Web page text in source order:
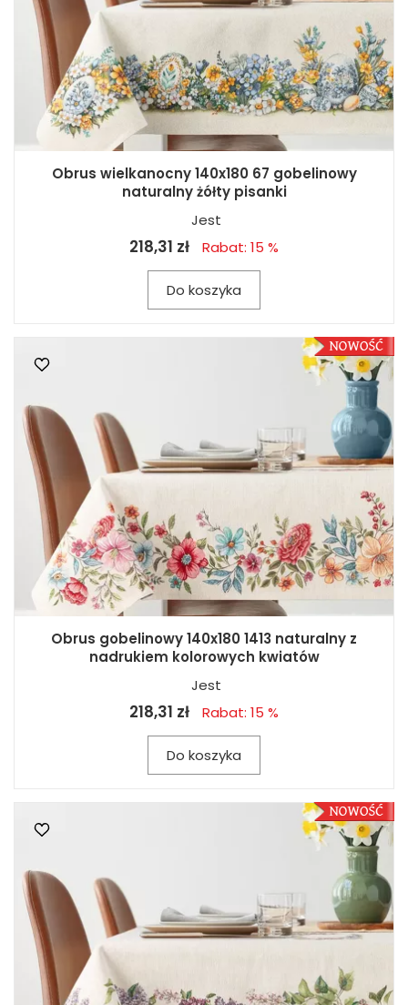
Obrus wielkanocny 140x180 67 gobelinowy
naturalny żółty pisanki
Jest
218,31 zł Rabat: 15 %
Do koszyka
Obrus gobelinowy 140x180 1413 naturalny z
nadrukiem kolorowych kwiatów
Jest
218,31 zł Rabat: 15 %
Do koszyka